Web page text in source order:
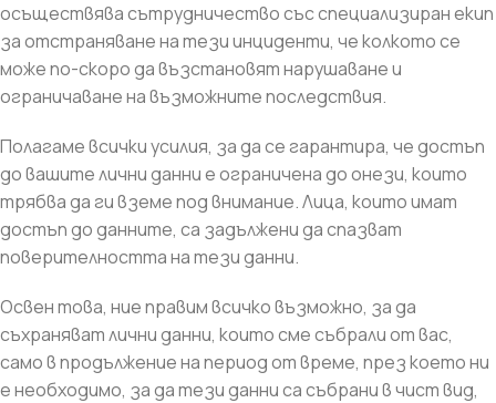
осъществява сътрудничество със специализиран екип
за отстраняване на тези инциденти, че колкото се
може по-скоро да възстановят нарушаване и
ограничаване на възможните последствия.
Полагаме всички усилия, за да се гарантира, че достъп
до вашите лични данни е ограничена до онези, които
трябва да ги вземе под внимание. Лица, които имат
достъп до данните, са задължени да спазват
поверителността на тези данни.
Освен това, ние правим всичко възможно, за да
съхраняват лични данни, които сме събрали от вас,
само в продължение на период от време, през което ни
е необходимо, за да тези данни са събрани в чист вид,